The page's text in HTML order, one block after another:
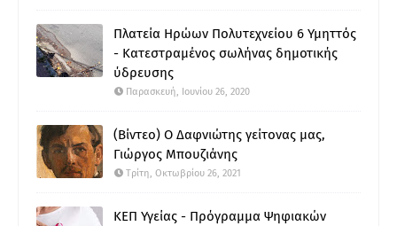
Πλατεία Ηρώων Πολυτεχνείου 6 Υμηττός
- Κατεστραμένος σωλήνας δημοτικής
ύδρευσης
Παρασκευή, Ιουνίου 26, 2020
(Βίντεο) Ο Δαφνιώτης γείτονας μας,
Γιώργος Μπουζιάνης
Τρίτη, Οκτωβρίου 26, 2021
ΚΕΠ Υγείας - Πρόγραμμα Ψηφιακών